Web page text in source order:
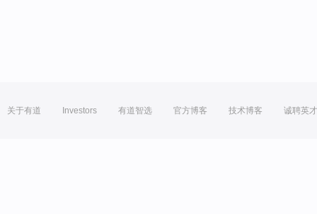
关于有道 Investors 有道智选 官方博客 技术博客 诚聘英才